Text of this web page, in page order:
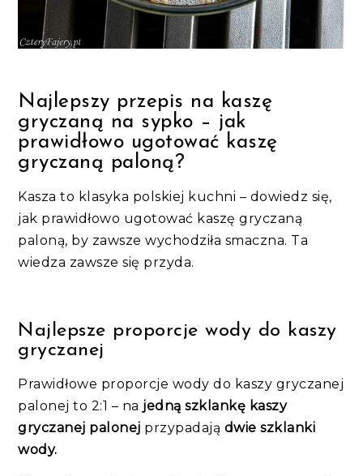
Najlepszy przepis na kaszę
gryczaną na sypko – jak
prawidłowo ugotować kaszę
gryczaną paloną?
Kasza to klasyka polskiej kuchni – dowiedz się,
jak prawidłowo ugotować kaszę gryczaną
paloną, by zawsze wychodziła smaczna. Ta
wiedza zawsze się przyda.
Najlepsze proporcje wody do kaszy
gryczanej
Prawidłowe proporcje wody do kaszy gryczanej
palonej to 2:1 – na jedną szklankę kaszy
gryczanej palonej przypadają dwie szklanki
wody.